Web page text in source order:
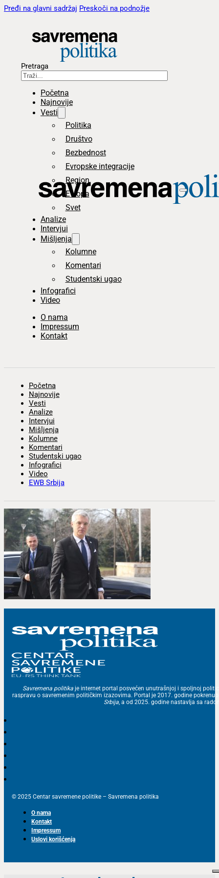
Pređi na glavni sadržaj Preskoči na podnožje
Pretraga
Početna
Najnovije
Vesti
Politika
Društvo
Bezbednost
Evropske integracije
Region
Evropa
Svet
Analize
Intervjui
Mišljenja
Kolumne
Komentari
Studentski ugao
Infografici
Video
O nama
Impressum
Kontakt
Početna
Najnovije
Vesti
Analize
Intervjui
Mišljenja
Kolumne
Komentari
Studentski ugao
Infografici
Video
EWB Srbija
Savremena politika je internet portal posvećen unutrašnjoj i spoljnoj
raspravu o savremenim političkim izazovima. Portal je 2017. godine
Srbija, a od 2025. godine nastavlja sa
© 2025 Centar savremene politike – Savremena politika
O nama
Kontakt
Impressum
Uslovi korišćenja